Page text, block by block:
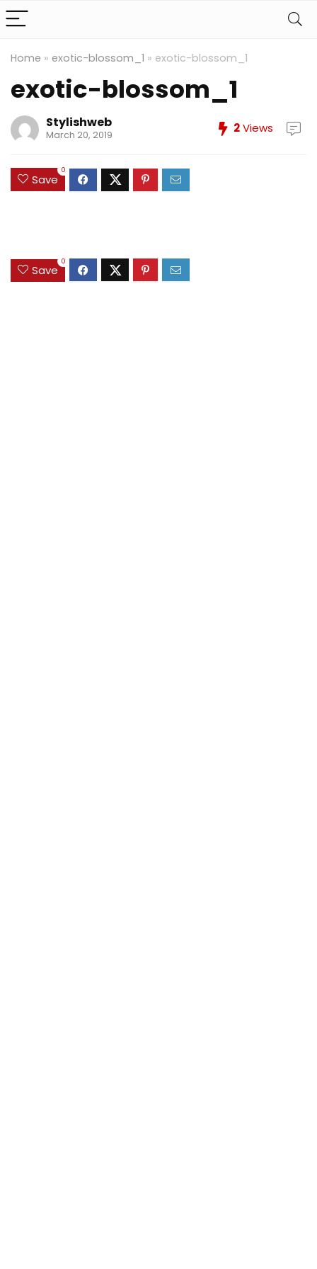
Home » exotic-blossom_1 » exotic-blossom_1
exotic-blossom_1
Stylishweb
March 20, 2019 2Views
Save
0
Save
0